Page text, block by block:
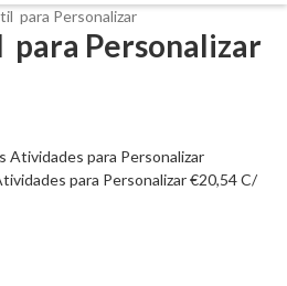
para Personalizar
Personalizar
para Personalizar€20,54C/